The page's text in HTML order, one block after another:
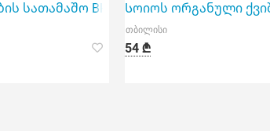
სათამაშო BH-71 35 სმᲡოიოს ორგანული
თბილისი
54 ₾